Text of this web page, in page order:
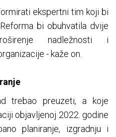
ekspertni tim koji bi
bi obuhvatila dvije
nadležnosti i
- kaže on.
trebao preuzeti, a koje
objavljenoj 2022. godine
planiranje, izgradnju i